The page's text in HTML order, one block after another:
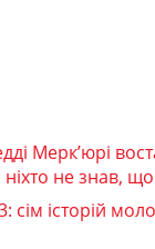
Мерк’юрі
не знав,
сім історій